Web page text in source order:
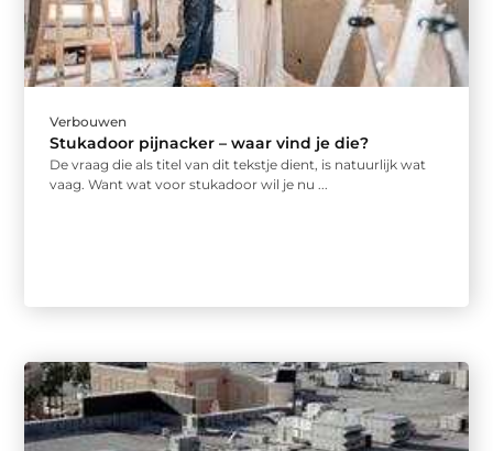
Verbouwen
Stukadoor pijnacker – waar vind je die?
De vraag die als titel van dit tekstje dient, is natuurlijk wat
vaag. Want wat voor stukadoor wil je nu ...